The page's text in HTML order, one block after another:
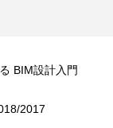
BIM設計入門
2017